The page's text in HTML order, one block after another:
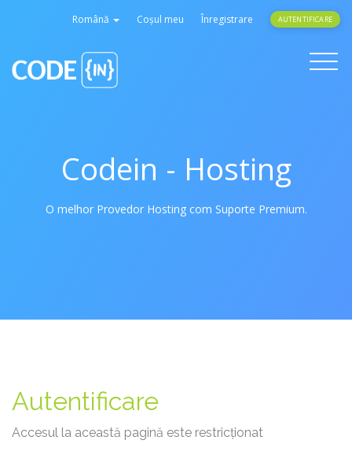
Română Coșul meu Înregistrare AUTENTIFICARE
Toggle
Codein - Hosting
O melhor Provedor Hosting com Suporte Premium.
Autentificare
Accesul la această pagină este restricționat